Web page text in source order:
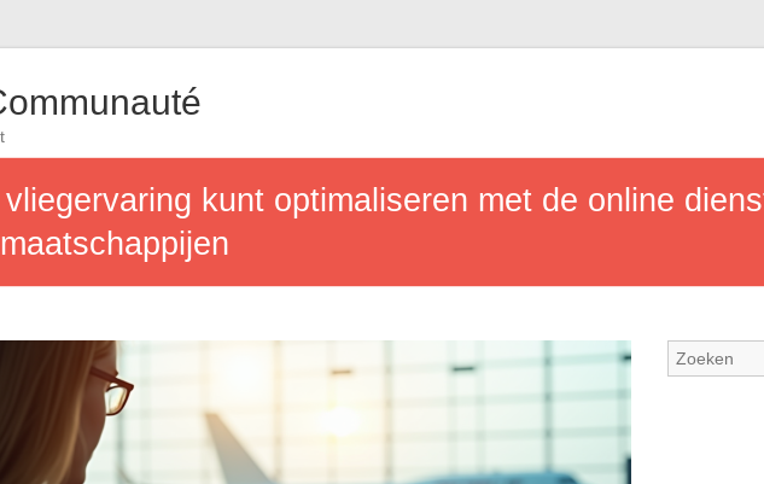
kunt optimaliseren met de online